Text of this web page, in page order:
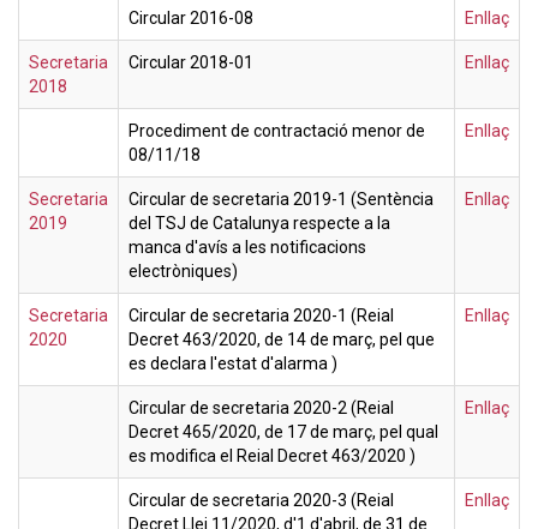
Circular 2016-08 Enllaç
Secretaria
2018
Circular 2018-01 Enllaç
Procediment de contractació menor de
08/11/18
Enllaç
Secretaria
2019
Circular de secretaria 2019-1 (Sentència
del TSJ de Catalunya respecte a la
manca d'avís a les notificacions
electròniques)
Enllaç
Secretaria
2020
Circular de secretaria 2020-1 (Reial
Decret 463/2020, de 14 de març, pel que
es declara l'estat d'alarma )
Enllaç
Circular de secretaria 2020-2 (Reial
Decret 465/2020, de 17 de març, pel qual
es modifica el Reial Decret 463/2020 )
Enllaç
Circular de secretaria 2020-3 (Reial
Decret Llei 11/2020, d'1 d'abril, de 31 de
Enllaç